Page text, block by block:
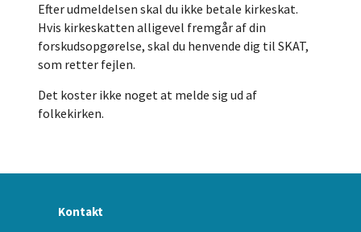
Efter udmeldelsen skal du ikke betale kirkeskat.
Hvis kirkeskatten alligevel fremgår af din
forskudsopgørelse, skal du henvende dig til SKAT,
som retter fejlen.
Det koster ikke noget at melde sig ud af
folkekirken.
Kontakt